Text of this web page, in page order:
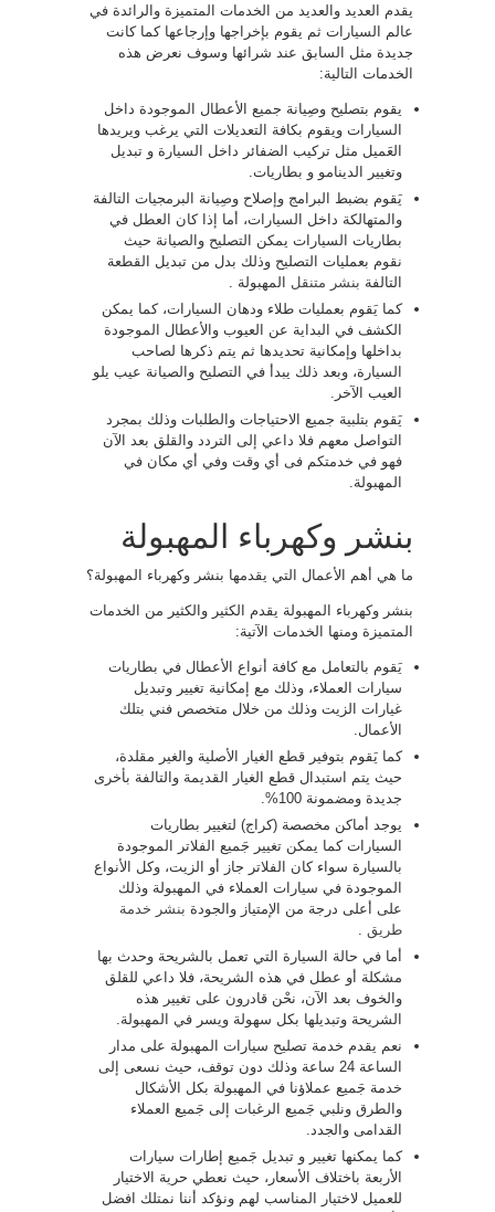
يقدم العديد والعديد من الخدمات المتميزة والرائدة في
عالم السيارات ثم يقوم بإخراجها وإرجاعها كما كانت
جديدة مثل السابق عند شرائها وسوف نعرض هذه
الخدمات التالية:
يقوم بتصليح وصِيانة جميع الأعطال الموجودة داخل
السيارات ويقوم بكافة التعديلات التي يرغب ويريدها
العَميل مثل تركيب الضفائر داخل السيارة و تبديل
وتغيير الدينامو و بطاريات.
يَقوم بضبط البرامج وإصلاح وصِيانة البرمجيات التالفة
والمتهالكة داخل السيارات، أما إذا كان العطل في
بطاريات السيارات يمكن التصليح والصيانة حيث
نقوم بعمليات التصليح وذلك بدل من تبديل القطعة
التالفة بنشر متنقل المهبولة .
كما يَقوم بعمليات طلاء ودهان السيارات، كما يمكن
الكشف في البداية عن العيوب والأعطال الموجودة
بداخلها وإمكانية تحديدها ثم يتم ذكرها لصاحب
السيارة، وبعد ذلك يبدأ في التصليح والصيانة عيب يلو
العيب الآخر.
يَقوم بتلبية جميع الاحتياجات والطلبات وذلك بمجرد
التواصل معهم فلا داعي إلى التردد والقلق بعد الآن
فهو في خدمتكم فى أي وقت وفي أي مكان في
المهبولة.
بنشر وكهرباء المهبولة
ما هي أهم الأعمال التي يقدمها بنشر وكهرباء المهبولة؟
بنشر وكهرباء المهبولة يقدم الكثير والكثير من الخدمات
المتميزة ومنها الخدمات الآتية:
يَقوم بالتعامل مع كافة أنواع الأعطال في بطاريات
سيارات العملاء، وذلك مع إمكانية تغيير وتبديل
غيارات الزيت وذلك من خلال متخصص فني بتلك
الأعمال.
كما يَقوم بتوفير قطع الغيار الأصلية والغير مقلدة،
حيث يتم استبدال قطع الغيار القديمة والتالفة بأخرى
جديدة ومضمونة 100%.
يوجد أماكن مخصصة (كراج) لتغيير بطاريات
السيارات كما يمكن تغيير جَميع الفلاتر الموجودة
بالسيارة سواء كان الفلاتر جاز أو الزيت، وكل الأنواع
الموجودة في سيارات العملاء في المهبولة وذلك
على أعلى درجة من الإمتياز والجودة بنشر خدمة
طريق .
أما في حالة السيارة التي تعمل بالشريحة وحدث بها
مشكلة أو عطل في هذه الشريحة، فلا داعي للقلق
والخوف بعد الآن، نحْن قادرون على تغيير هذه
الشريحة وتبديلها بكل سهولة ويسر في المهبولة.
نعم يقدم خدمة تصليح سيارات المهبولة على مدار
الساعة 24 ساعة وذلك دون توقف، حيث نسعى إلى
خدمة جَميع عملاؤنا في المهبولة بكل الأشكال
والطرق ونلبي جَميع الرغبات إلى جَميع العملاء
القدامى والجدد.
كما يمكنها تغيير و تبديل جَميع إطارات سيارات
الأربعة باختلاف الأسعار، حيث نعطي حرية الاختيار
للعميل لاختيار المناسب لهم ونؤكد أننا نمتلك افضل